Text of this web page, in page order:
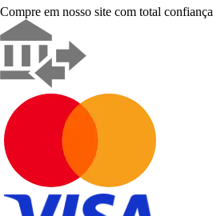
Compre em nosso site com total confiança